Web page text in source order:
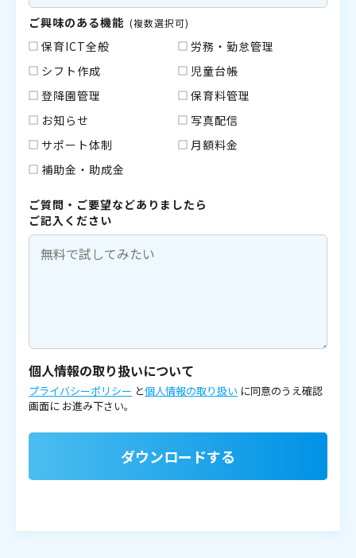
ご興味のある機能 (複数選択可)
保育ICT全般
労務・勤怠管理
シフト作成
児童台帳
登降園管理
保育料管理
お知らせ
写真配信
サポート体制
月額料金
補助金・助成金
ご質問・ご要望などありましたら
ご記入ください
個人情報の取り扱いについて
プライバシーポリシー と個人情報の取り扱い に同意のうえ確認
画面に お進み下さい。
ダウンロードする